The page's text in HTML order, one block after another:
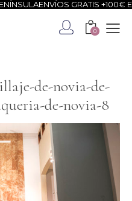
ENVÍOS GRATIS +100€ EN
0
de-novia-de-
de-novia-8